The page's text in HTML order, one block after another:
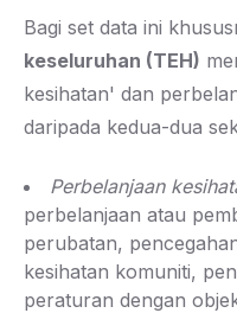
Bagi set data ini
keseluruhan (TEH)
kesihatan' dan
daripada kedua-dua
Perbelanjaan
perbelanjaan atau
perubatan,
kesihatan komuniti,
peraturan dengan